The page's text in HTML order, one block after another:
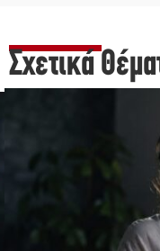
Σχετικά